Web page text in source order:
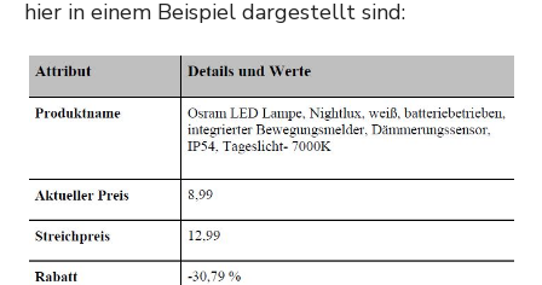
hier in einem Beispiel dargestellt sind: